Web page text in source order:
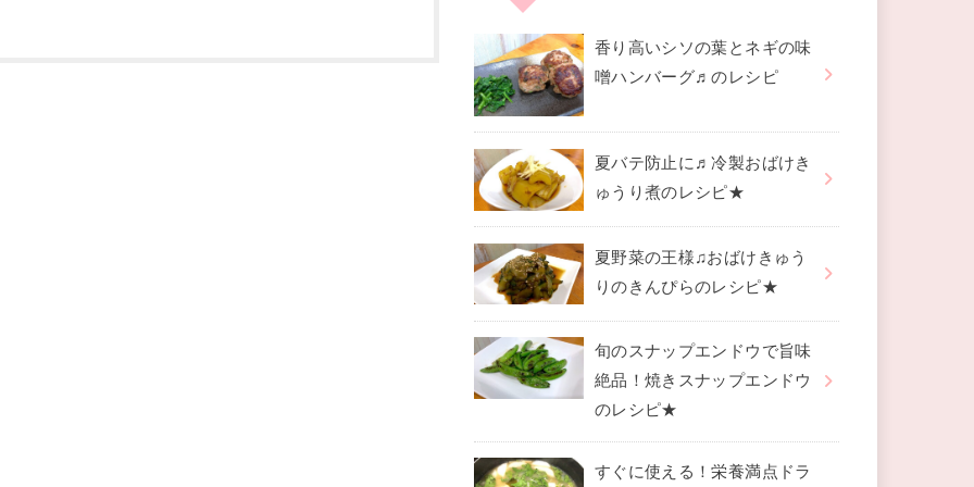
香り高いシソの葉とネギの味
噌ハンバーグ♬のレシピ
夏バテ防止に♬冷製おばけき
ゅうり煮のレシピ★
夏野菜の王様♫おばけきゅう
りのきんぴらのレシピ★
旬のスナップエンドウで旨味
絶品！焼きスナップエンドウ
のレシピ★
すぐに使える！栄養満点ドラ